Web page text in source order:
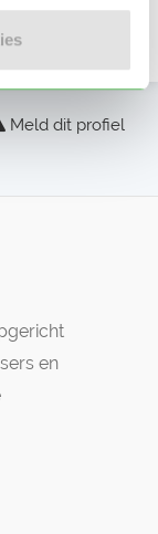
Meld dit profiel
en